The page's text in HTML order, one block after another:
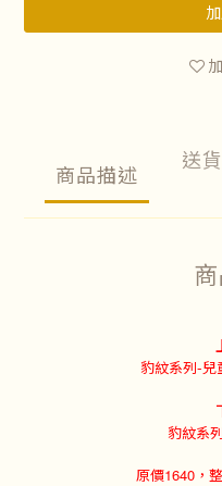
商品描述
送
豹紋系列-兒
豹紋系
原價1640，